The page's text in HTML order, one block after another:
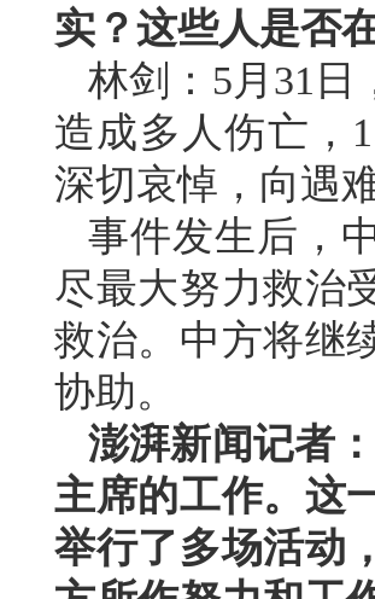
实？这些人是否
林剑：5月31
造成多人伤亡，
深切哀悼，向遇
事件发生后，
尽最大努力救治
救治。中方将继
协助。
澎湃新闻记者
主席的工作。这
举行了多场活动